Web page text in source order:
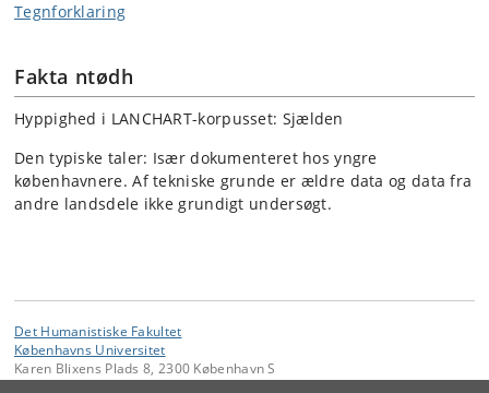
Tegnforklaring
Fakta ntødh
Hyppighed i LANCHART-korpusset: Sjælden
Den typiske taler: Især dokumenteret hos yngre
københavnere. Af tekniske grunde er ældre data og data fra
andre landsdele ikke grundigt undersøgt.
Det Humanistiske Fakultet
Københavns Universitet
Karen Blixens Plads 8, 2300 København S